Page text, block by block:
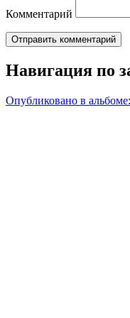
Комментарий
Навигация по
Опубликовано в альбоме: